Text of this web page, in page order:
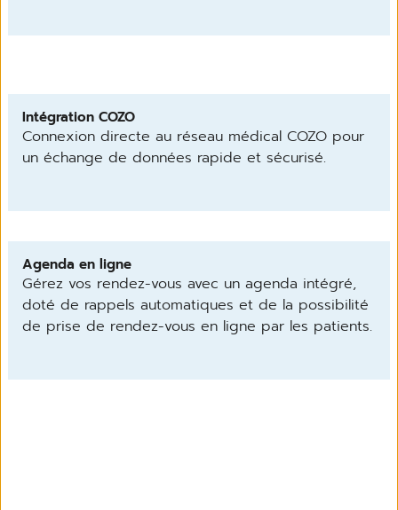
Intégration COZO
Connexion directe au réseau médical COZO pour
un échange de données rapide et sécurisé.
Agenda en ligne
Gérez vos rendez-vous avec un agenda intégré,
doté de rappels automatiques et de la possibilité
de prise de rendez-vous en ligne par les patients.